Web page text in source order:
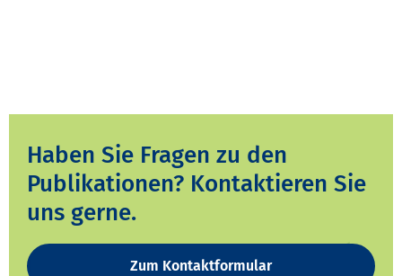
Haben Sie Fragen zu den
Publikationen? Kontaktieren Sie
uns gerne.
Zum Kontaktformular